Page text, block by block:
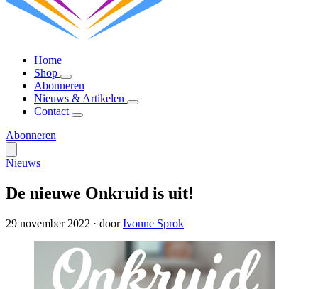
Home
Shop
Abonneren
Nieuws & Artikelen
Contact
Abonneren
Nieuws
De nieuwe Onkruid is uit!
29 november 2022 · doorIvonne Sprok